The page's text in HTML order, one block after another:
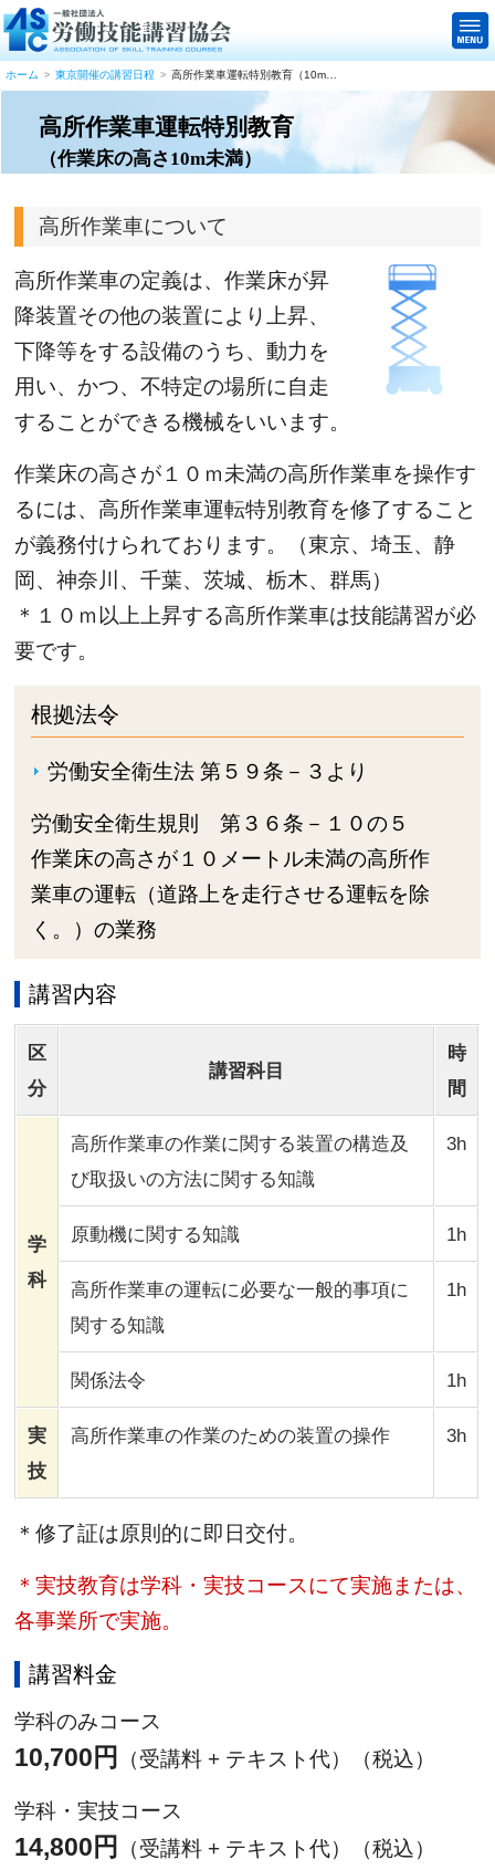
ホーム 東京開催の講習日程
高所作業車運転特別教育
（作業床の高さ10m未満）
高所作業車について
高所作業車の定義は、作業床が昇
降装置その他の装置により上昇、
下降等をする設備のうち、動力を
用い、かつ、不特定の場所に自走
することができる機械をいいます。
作業床の高さが１０ｍ未満の高所作業車を操作す
るには、高所作業車運転特別教育を修了すること
が義務付けられております。（東京、埼玉、静
岡、神奈川、千葉、茨城、栃木、群馬）
＊１０ｍ以上上昇する高所作業車は技能講習が必
要です。
根拠法令
労働安全衛生法 第５９条－３より
労働安全衛生規則 第３６条－１０の５
作業床の高さが１０メートル未満の高所作
業車の運転（道路上を走行させる運転を除
く。）の業務
講習内容
区
分
講習科目
時
間
学
科
高所作業車の作業に関する装置の構造及
び取扱いの方法に関する知識
3h
原動機に関する知識 1h
高所作業車の運転に必要な一般的事項に
関する知識
1h
関係法令 1h
実
技
高所作業車の作業のための装置の操作 3h
＊修了証は原則的に即日交付。
＊実技教育は学科・実技コースにて実施または、
各事業所で実施。
講習料金
学科のみコース
10,700円 （受講料 + テキスト代）（税込）
学科・実技コース
14,800円 （受講料 + テキスト代）（税込）